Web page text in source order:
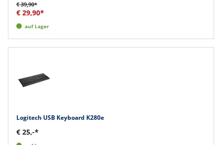
€ 39,90*
€ 29,90*
auf Lager
Logitech USB Keyboard K280e
€ 25,-*